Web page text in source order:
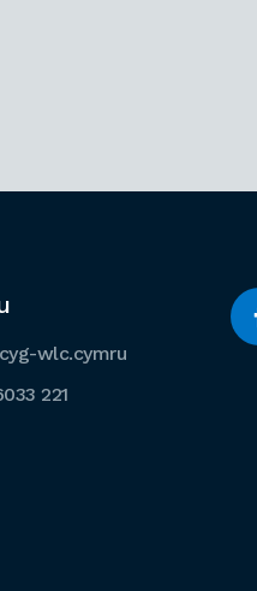
wlc.cymru
221